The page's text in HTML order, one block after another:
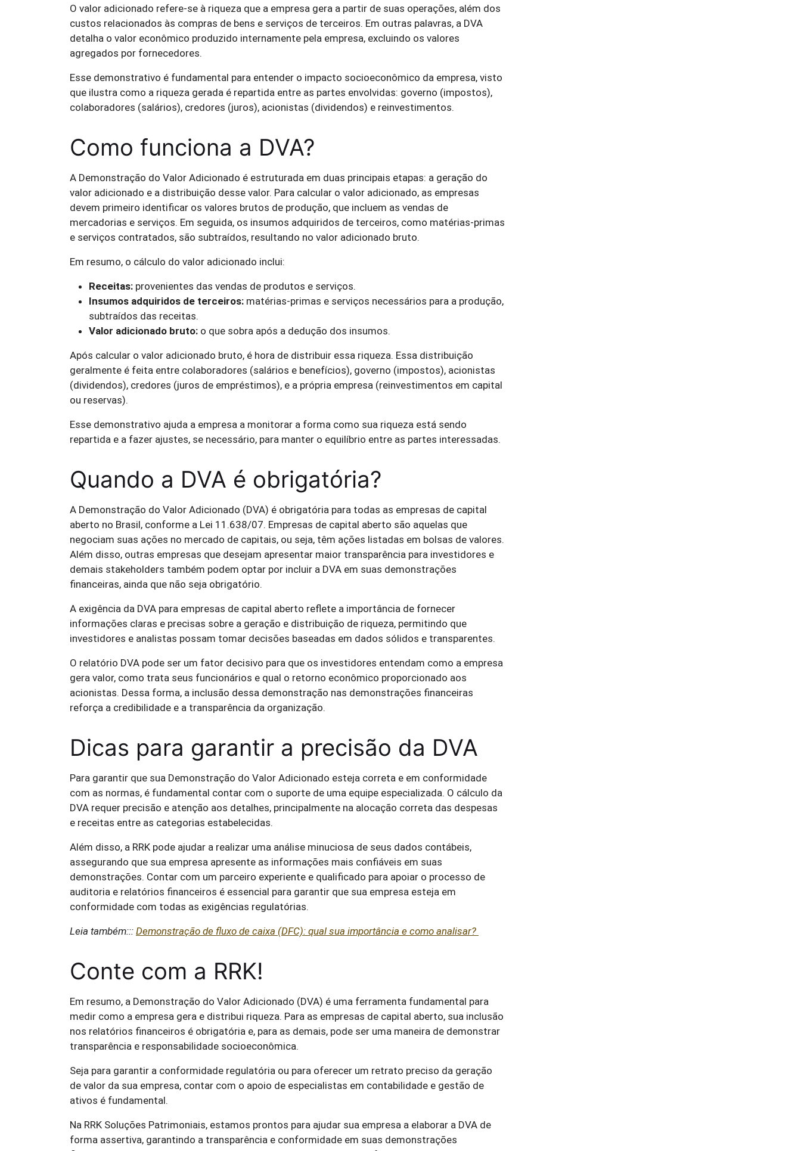
O valor adicionado refere-se à riqueza que a empresa gera a partir de suas operações, além dos
custos relacionados às compras de bens e serviços de terceiros. Em outras palavras, a DVA
detalha o valor econômico produzido internamente pela empresa, excluindo os valores
agregados por fornecedores.
Esse demonstrativo é fundamental para entender o impacto socioeconômico da empresa, visto
que ilustra como a riqueza gerada é repartida entre as partes envolvidas: governo (impostos),
colaboradores (salários), credores (juros), acionistas (dividendos) e reinvestimentos.
Como funciona a DVA?
A Demonstração do Valor Adicionado é estruturada em duas principais etapas: a geração do
valor adicionado e a distribuição desse valor. Para calcular o valor adicionado, as empresas
devem primeiro identificar os valores brutos de produção, que incluem as vendas de
mercadorias e serviços. Em seguida, os insumos adquiridos de terceiros, como matérias-primas
e serviços contratados, são subtraídos, resultando no valor adicionado bruto.
Em resumo, o cálculo do valor adicionado inclui:
Receitas: provenientes das vendas de produtos e serviços.
Insumos adquiridos de terceiros: matérias-primas e serviços necessários para a produção,
subtraídos das receitas.
Valor adicionado bruto: o que sobra após a dedução dos insumos.
Após calcular o valor adicionado bruto, é hora de distribuir essa riqueza. Essa distribuição
geralmente é feita entre colaboradores (salários e benefícios), governo (impostos), acionistas
(dividendos), credores (juros de empréstimos), e a própria empresa (reinvestimentos em capital
ou reservas).
Esse demonstrativo ajuda a empresa a monitorar a forma como sua riqueza está sendo
repartida e a fazer ajustes, se necessário, para manter o equilíbrio entre as partes interessadas.
Quando a DVA é obrigatória?
A Demonstração do Valor Adicionado (DVA) é obrigatória para todas as empresas de capital
aberto no Brasil, conforme a Lei 11.638/07. Empresas de capital aberto são aquelas que
negociam suas ações no mercado de capitais, ou seja, têm ações listadas em bolsas de valores.
Além disso, outras empresas que desejam apresentar maior transparência para investidores e
demais stakeholders também podem optar por incluir a DVA em suas demonstrações
financeiras, ainda que não seja obrigatório.
A exigência da DVA para empresas de capital aberto reflete a importância de fornecer
informações claras e precisas sobre a geração e distribuição de riqueza, permitindo que
investidores e analistas possam tomar decisões baseadas em dados sólidos e transparentes.
O relatório DVA pode ser um fator decisivo para que os investidores entendam como a empresa
gera valor, como trata seus funcionários e qual o retorno econômico proporcionado aos
acionistas. Dessa forma, a inclusão dessa demonstração nas demonstrações financeiras
reforça a credibilidade e a transparência da organização.
Dicas para garantir a precisão da DVA
Para garantir que sua Demonstração do Valor Adicionado esteja correta e em conformidade
com as normas, é fundamental contar com o suporte de uma equipe especializada. O cálculo da
DVA requer precisão e atenção aos detalhes, principalmente na alocação correta das despesas
e receitas entre as categorias estabelecidas.
Além disso, a RRK pode ajudar a realizar uma análise minuciosa de seus dados contábeis,
assegurando que sua empresa apresente as informações mais confiáveis em suas
demonstrações. Contar com um parceiro experiente e qualificado para apoiar o processo de
auditoria e relatórios financeiros é essencial para garantir que sua empresa esteja em
conformidade com todas as exigências regulatórias.
Leia também::: Demonstração de fluxo de caixa (DFC): qual sua importância e como analisar?
Conte com a RRK!
Em resumo, a Demonstração do Valor Adicionado (DVA) é uma ferramenta fundamental para
medir como a empresa gera e distribui riqueza. Para as empresas de capital aberto, sua inclusão
nos relatórios financeiros é obrigatória e, para as demais, pode ser uma maneira de demonstrar
transparência e responsabilidade socioeconômica.
Seja para garantir a conformidade regulatória ou para oferecer um retrato preciso da geração
de valor da sua empresa, contar com o apoio de especialistas em contabilidade e gestão de
ativos é fundamental.
Na RRK Soluções Patrimoniais, estamos prontos para ajudar sua empresa a elaborar a DVA de
forma assertiva, garantindo a transparência e conformidade em suas demonstrações